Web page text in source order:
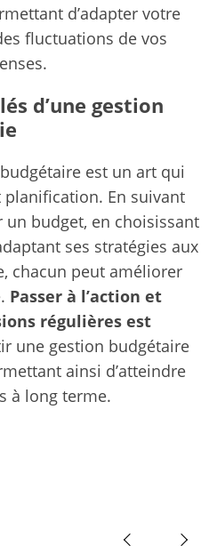
d’adapter votre
fluctuations de vos
d’une gestion
est un art qui
En suivant
budget, en choisissant
ses stratégies aux
chacun peut améliorer
Passer à l’action et
régulières est
une gestion budgétaire
ainsi d’atteindre
à long terme.